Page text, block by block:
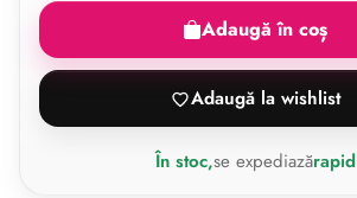
Adaugă în coș
Adaugă la wishlist
În stoc,se expediazărapid